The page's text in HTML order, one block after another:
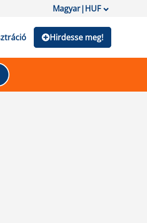
Magyar|HUF
Hirdesse meg!